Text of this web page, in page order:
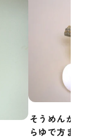
そうめんかぼ
らゆで方まで